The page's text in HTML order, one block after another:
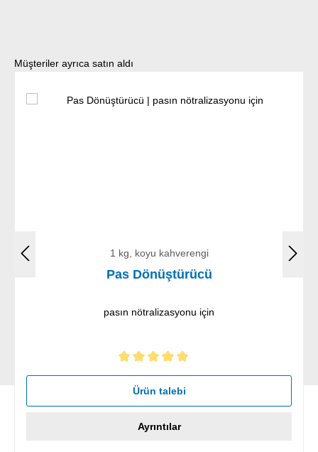
Ürün galerisini atla
Müşteriler ayrıca satın aldı
1 kg, koyu kahverengi
Pas Dönüştürücü
pasın nötralizasyonu için
5 yıldız üzerinden 5 ortalama puanı
Ürün talebi
Ayrıntılar